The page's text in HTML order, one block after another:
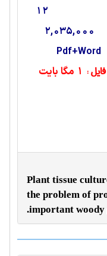
12
2,035,000
Pdf+Word
: 1 مگا بایت
Plant tissue
the problem of
important woody